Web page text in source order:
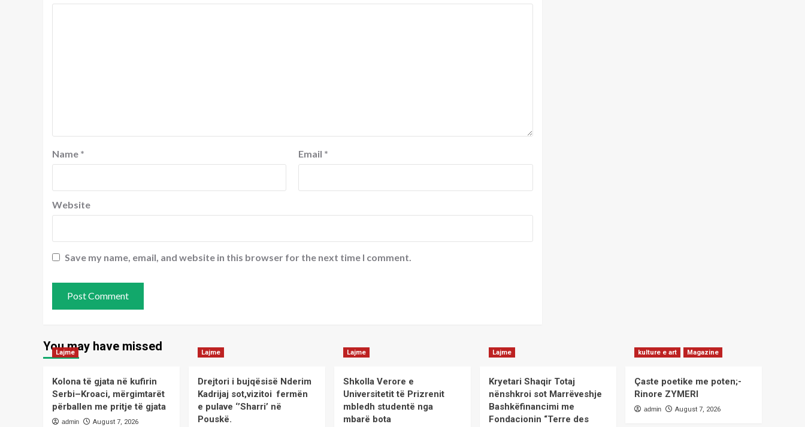
Name * Email *
Website
Save my name, email, and website in this browser for the next time I comment.
You may have missed
Lajme
Kolona të gjata në kufirin
Serbi–Kroaci, mërgimtarët
përballen me pritje të gjata
admin August 7, 2026
Lajme
Drejtori i bujqësisë Nderim
Kadrijaj sot,vizitoi fermën
e pulave ‘’Sharri’ në
Pouskë.
Lajme
Shkolla Verore e
Universitetit të Prizrenit
mbledh studentë nga
mbarë bota
Lajme
Kryetari Shaqir Totaj
nënshkroi sot Marrëveshje
Bashkëfinancimi me
Fondacionin “Terre des
kulture e art Magazine
Çaste poetike me poten;-
Rinore ZYMERI
admin August 7, 2026